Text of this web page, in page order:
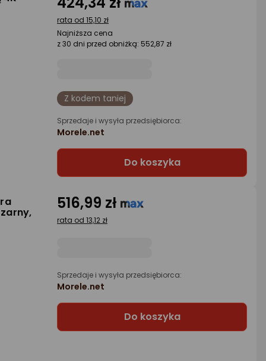
rata od 15,10 zł
Najniższa cena
z 30 dni przed obniżką: 552,87 zł
Z kodem taniej
Sprzedaje i wysyła przedsiębiorca:
Morele.net
Do koszyka
516,99 zł
rata od 13,12 zł
Sprzedaje i wysyła przedsiębiorca:
Morele.net
Do koszyka